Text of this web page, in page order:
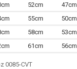
52cm 47cm
55cm 50cm
58cm 53cm
61cm 56cm
0085-CVT